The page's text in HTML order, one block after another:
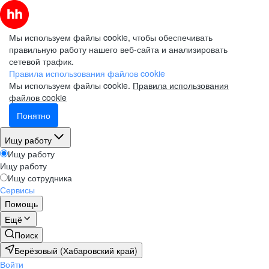
Мы используем файлы cookie, чтобы обеспечивать
правильную работу нашего веб-сайта и анализировать
сетевой трафик.
Правила использования файлов cookie
Мы используем файлы cookie. Правила использования
файлов cookie
Понятно
Ищу работу
Ищу работу
Ищу работу
Ищу сотрудника
Сервисы
Помощь
Ещё
Поиск
Берёзовый (Хабаровский край)
Войти